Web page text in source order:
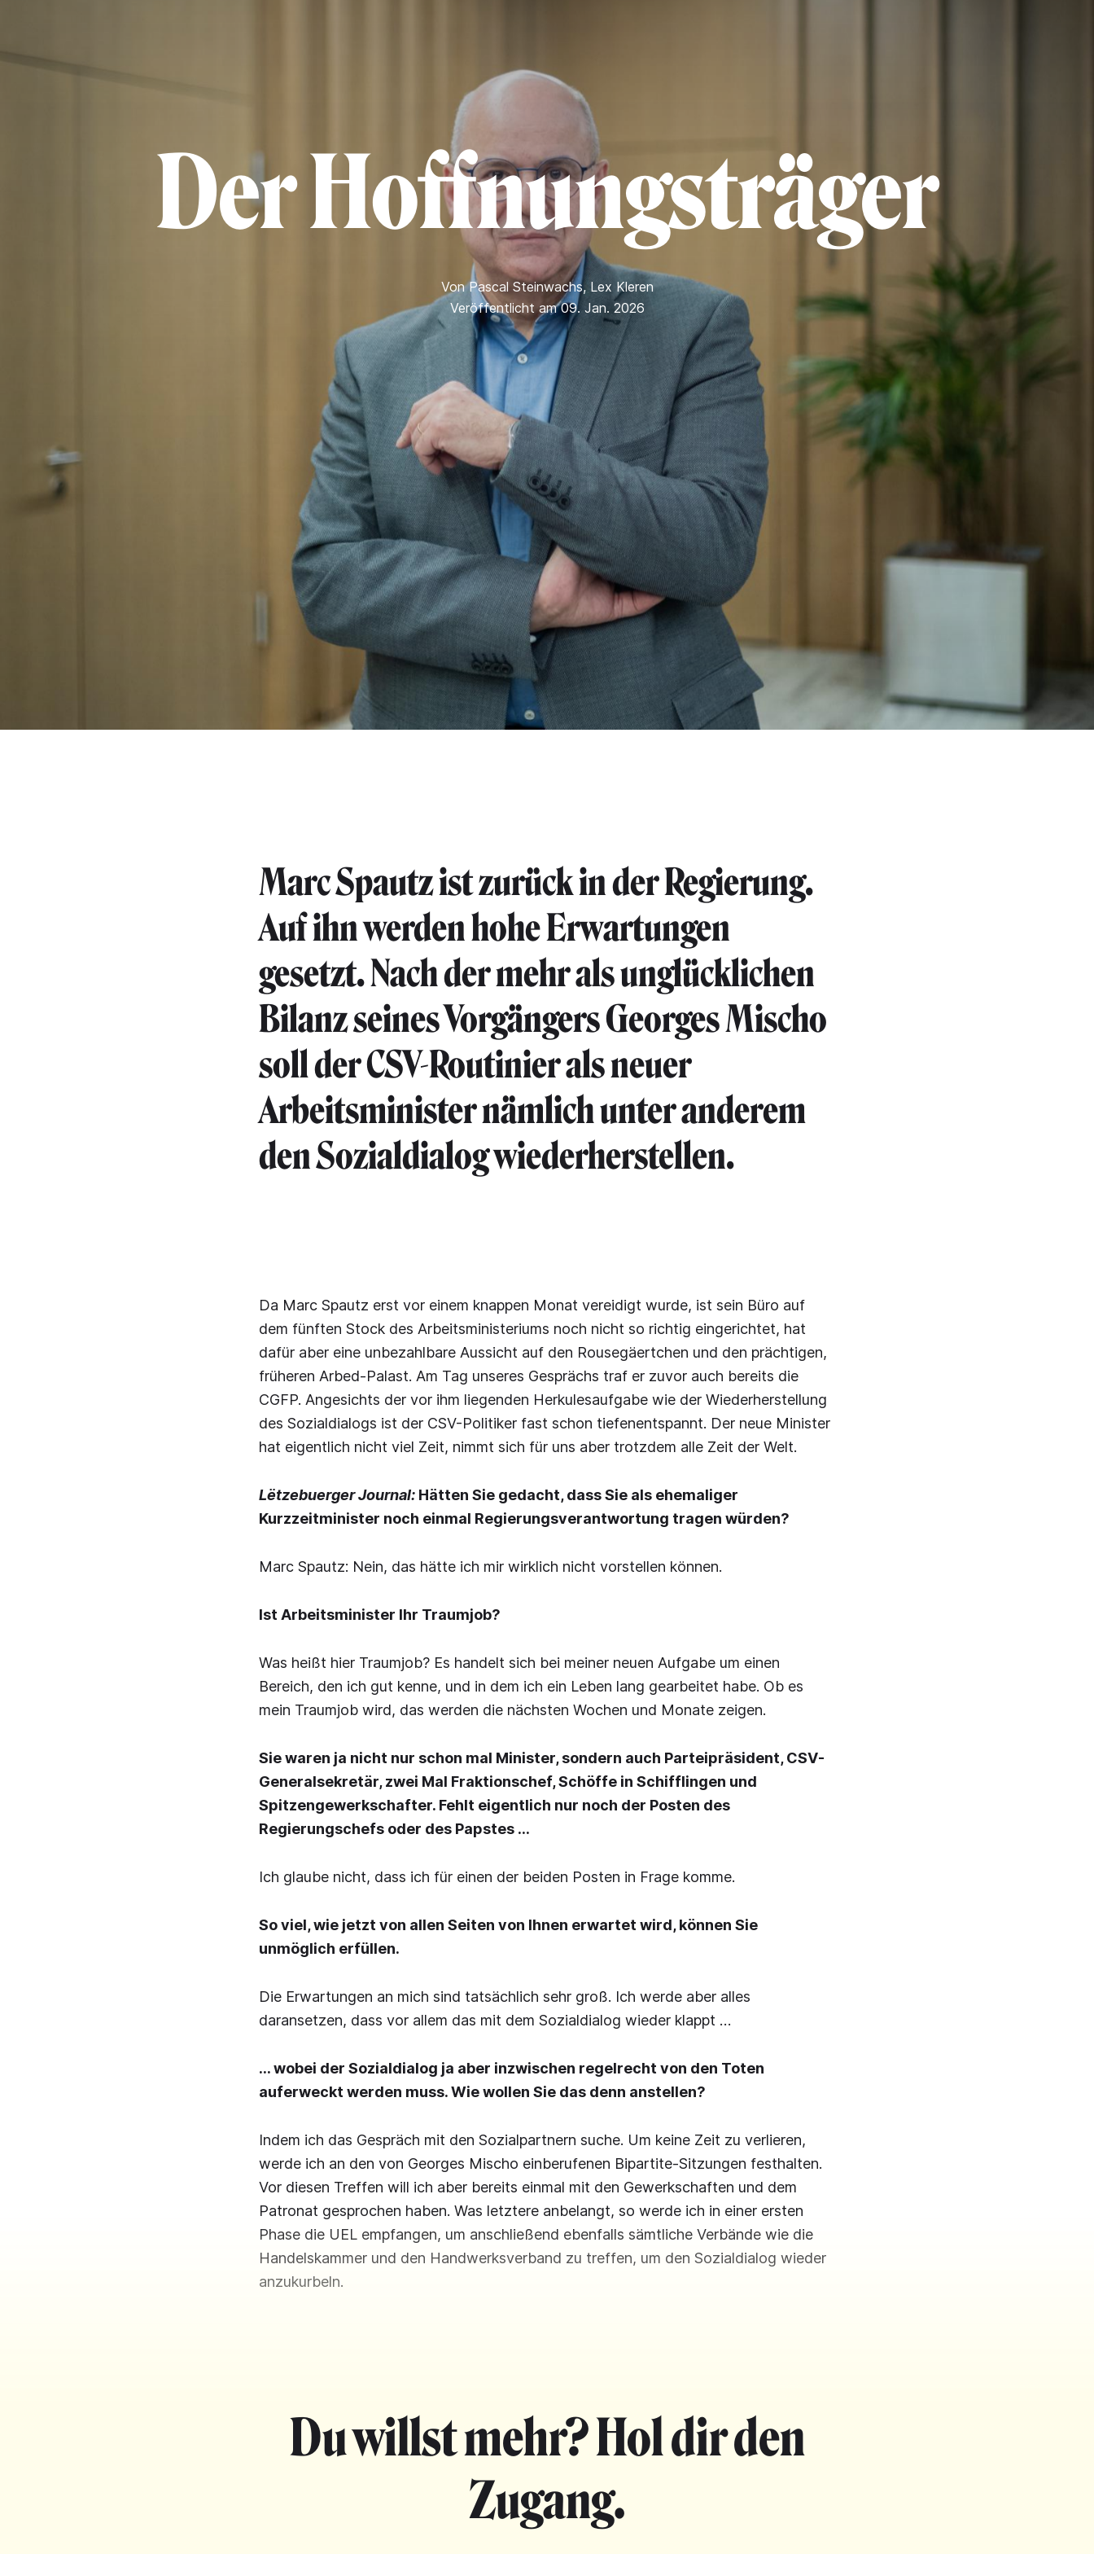
Der Hoffnungsträger
VonPascal Steinwachs, Lex Kleren
Veröffentlicht am 09. Jan. 2026
Marc Spautz ist zurück in der Regierung.
Auf ihn werden hohe Erwartungen
gesetzt. Nach der mehr als unglücklichen
Bilanz seines Vorgängers Georges Mischo
soll der CSV-Routinier als neuer
Arbeitsminister nämlich unter anderem
den Sozialdialog wiederherstellen.
Da Marc Spautz erst vor einem knappen Monat vereidigt wurde, ist sein Büro auf
dem fünften Stock des Arbeitsministeriums noch nicht so richtig eingerichtet, hat
dafür aber eine unbezahlbare Aussicht auf den Rousegäertchen und den prächtigen,
früheren Arbed-Palast. Am Tag unseres Gesprächs traf er zuvor auch bereits die
CGFP. Angesichts der vor ihm liegenden Herkulesaufgabe wie der Wiederherstellung
des Sozialdialogs ist der CSV-Politiker fast schon tiefenentspannt. Der neue Minister
hat eigentlich nicht viel Zeit, nimmt sich für uns aber trotzdem alle Zeit der Welt.
Lëtzebuerger Journal: Hätten Sie gedacht, dass Sie als ehemaliger
Kurzzeitminister noch einmal Regierungsverantwortung tragen würden?
Marc Spautz: Nein, das hätte ich mir wirklich nicht vorstellen können.
Ist Arbeitsminister Ihr Traumjob?
Was heißt hier Traumjob? Es handelt sich bei meiner neuen Aufgabe um einen
Bereich, den ich gut kenne, und in dem ich ein Leben lang gearbeitet habe. Ob es
mein Traumjob wird, das werden die nächsten Wochen und Monate zeigen.
Sie waren ja nicht nur schon mal Minister, sondern auch Parteipräsident, CSV-
Generalsekretär, zwei Mal Fraktionschef, Schöffe in Schifflingen und
Spitzengewerkschafter. Fehlt eigentlich nur noch der Posten des
Regierungschefs oder des Papstes …
Ich glaube nicht, dass ich für einen der beiden Posten in Frage komme.
So viel, wie jetzt von allen Seiten von Ihnen erwartet wird, können Sie
unmöglich erfüllen.
Die Erwartungen an mich sind tatsächlich sehr groß. Ich werde aber alles
daransetzen, dass vor allem das mit dem Sozialdialog wieder klappt …
… wobei der Sozialdialog ja aber inzwischen regelrecht von den Toten
auferweckt werden muss. Wie wollen Sie das denn anstellen?
Indem ich das Gespräch mit den Sozialpartnern suche. Um keine Zeit zu verlieren,
werde ich an den von Georges Mischo einberufenen Bipartite-Sitzungen festhalten.
Vor diesen Treffen will ich aber bereits einmal mit den Gewerkschaften und dem
Patronat gesprochen haben. Was letztere anbelangt, so werde ich in einer ersten
Phase die UEL empfangen, um anschließend ebenfalls sämtliche Verbände wie die
Handelskammer und den Handwerksverband zu treffen, um den Sozialdialog wieder
anzukurbeln.
Du willst mehr? Hol dir den
Zugang.